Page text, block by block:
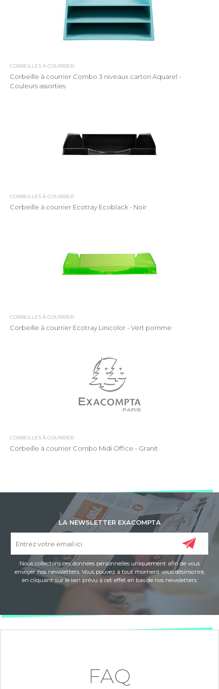
CORBEILLES À COURRIER
Corbeille à courrier Combo 3 niveaux carton Aquarel -
Couleurs assorties
CORBEILLES À COURRIER
Corbeille à courrier Ecotray Ecoblack - Noir
CORBEILLES À COURRIER
Corbeille à courrier Ecotray Linicolor - Vert pomme
CORBEILLES À COURRIER
Corbeille à courrier Combo Midi Office - Granit
LA NEWSLETTER EXACOMPTA
Nous collectons ces données personnelles uniquement afin de vous
envoyer nos newsletters. Vous pouvez à tout moment vous désinscrire,
en cliquant sur le lien prévu à cet effet en bas de nos newsletters.
FAQ